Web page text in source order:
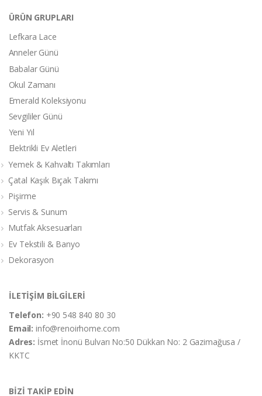
ÜRÜN GRUPLARI
Lefkara Lace
Anneler Günü
Babalar Günü
Okul Zamanı
Emerald Koleksiyonu
Sevgililer Günü
Yeni Yıl
Elektrikli Ev Aletleri
Yemek & Kahvaltı Takımları
Çatal Kaşık Bıçak Takımı
Pişirme
Servis & Sunum
Mutfak Aksesuarları
Ev Tekstili & Banyo
Dekorasyon
İLETİŞİM BİLGİLERİ
Telefon: +90 548 840 80 30
Email:info@renoirhome.com
Adres: İsmet İnonü Bulvarı No:50 Dükkan No: 2 Gazimağusa /
KKTC
BİZİ TAKİP EDİN